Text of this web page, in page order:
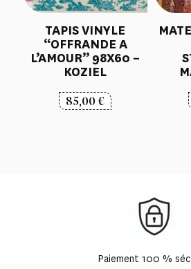
TAPIS VINYLE
“OFFRANDE A
L’AMOUR” 98X60 –
KOZIEL
85,00€
Paiement 100 %